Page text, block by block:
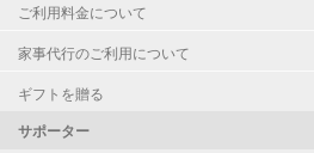
ご利用料金について
家事代行のご利用について
ギフトを贈る
サポーター